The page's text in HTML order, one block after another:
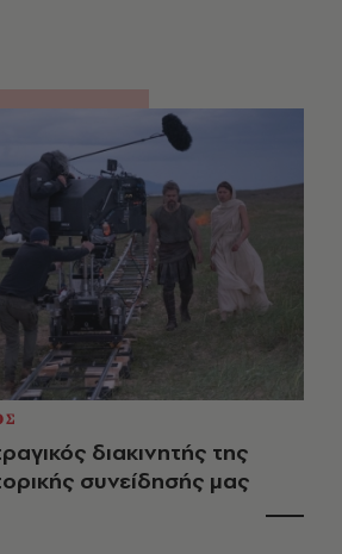
διακινητής της
συνείδησής μας